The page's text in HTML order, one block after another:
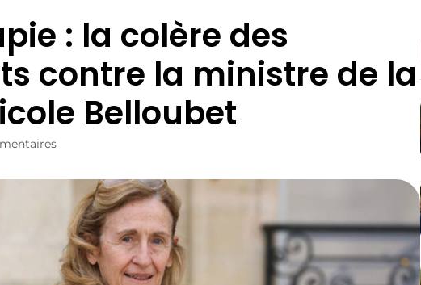
: la colère des
contre la ministre de la
Belloubet